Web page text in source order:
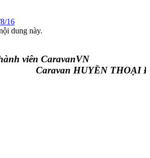
16
dung này.
viên CaravanVN
Caravan HUYỀN THOẠI